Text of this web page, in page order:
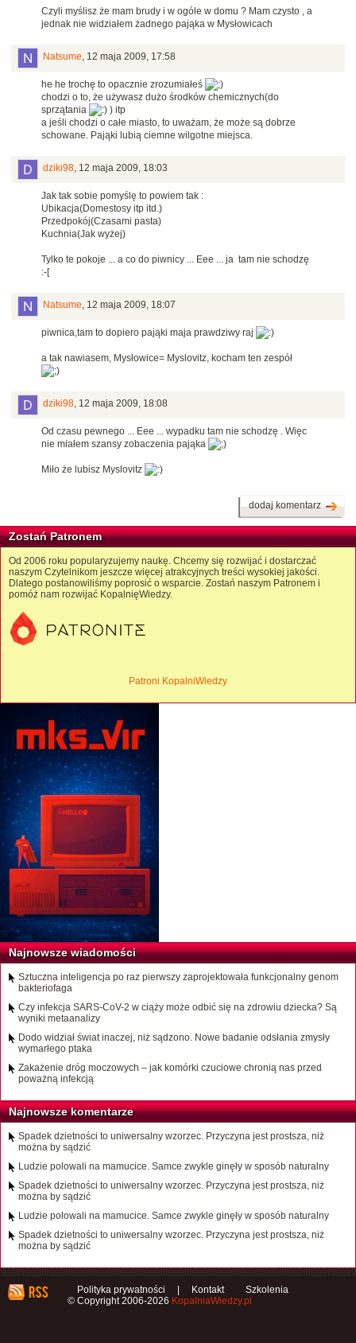
Czyli myślisz że mam brudy i w ogóle w domu ? Mam czysto , a
jednak nie widziałem żadnego pająka w Mysłowicach
Natsume, 12 maja 2009, 17:58
he he trochę to opacznie zrozumiałeś
chodzi o to, że używasz dużo środków chemicznych(do
sprzątania
) itp
a jeśli chodzi o całe miasto, to uważam, że może są dobrze
schowane. Pająki lubią ciemne wilgotne miejsca.
dziki98, 12 maja 2009, 18:03
Jak tak sobie pomyślę to powiem tak :
Ubikacja(Domestosy itp itd.)
Przedpokój(Czasami pasta)
Kuchnia(Jak wyżej)
Tylko te pokoje ... a co do piwnicy ... Eee ... ja tam nie schodzę
:-[
Natsume, 12 maja 2009, 18:07
piwnica,tam to dopiero pająki maja prawdziwy raj
a tak nawiasem, Mysłowice= Myslovitz, kocham ten zespół
dziki98, 12 maja 2009, 18:08
Od czasu pewnego ... Eee ... wypadku tam nie schodzę . Więc
nie miałem szansy zobaczenia pająka
Miło że lubisz Myslovitz
dodaj komentarz
Zostań Patronem
Od 2006 roku popularyzujemy naukę. Chcemy się rozwijać i dostarczać
naszym Czytelnikom jeszcze więcej atrakcyjnych treści wysokiej jakości.
Dlatego postanowiliśmy poprosić o wsparcie. Zostań naszym Patronem i
pomóż nam rozwijać KopalnięWiedzy.
Patroni KopalniWiedzy
Najnowsze wiadomości
Sztuczna inteligencja po raz pierwszy zaprojektowała funkcjonalny genom
bakteriofaga
Czy infekcja SARS-CoV-2 w ciąży może odbić się na zdrowiu dziecka? Są
wyniki metaanalizy
Dodo widział świat inaczej, niż sądzono. Nowe badanie odsłania zmysły
wymarłego ptaka
Zakażenie dróg moczowych – jak komórki czuciowe chronią nas przed
poważną infekcją
Najnowsze komentarze
Spadek dzietności to uniwersalny wzorzec. Przyczyna jest prostsza, niż
można by sądzić
Ludzie polowali na mamucice. Samce zwykle ginęły w sposób naturalny
Spadek dzietności to uniwersalny wzorzec. Przyczyna jest prostsza, niż
można by sądzić
Ludzie polowali na mamucice. Samce zwykle ginęły w sposób naturalny
Spadek dzietności to uniwersalny wzorzec. Przyczyna jest prostsza, niż
można by sądzić
Polityka prywatności Kontakt
Szkolenia
© Copyright 2006-2026 KopalniaWiedzy.pl